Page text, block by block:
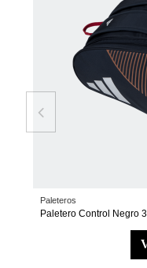
Paleteros
Paletero Control Negro